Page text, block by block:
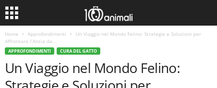
Home Approfondimenti
Un Viaggio nel Mondo Felino: Strategie e Soluzioni per
Affrontare l’Ansia da...
APPROFONDIMENTI CURA DEL GATTO
Un Viaggio nel Mondo Felino: